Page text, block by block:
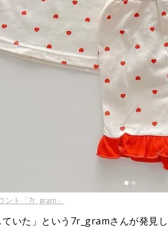
ト「7r_gram」
ていた」という7r_gramさんが発見